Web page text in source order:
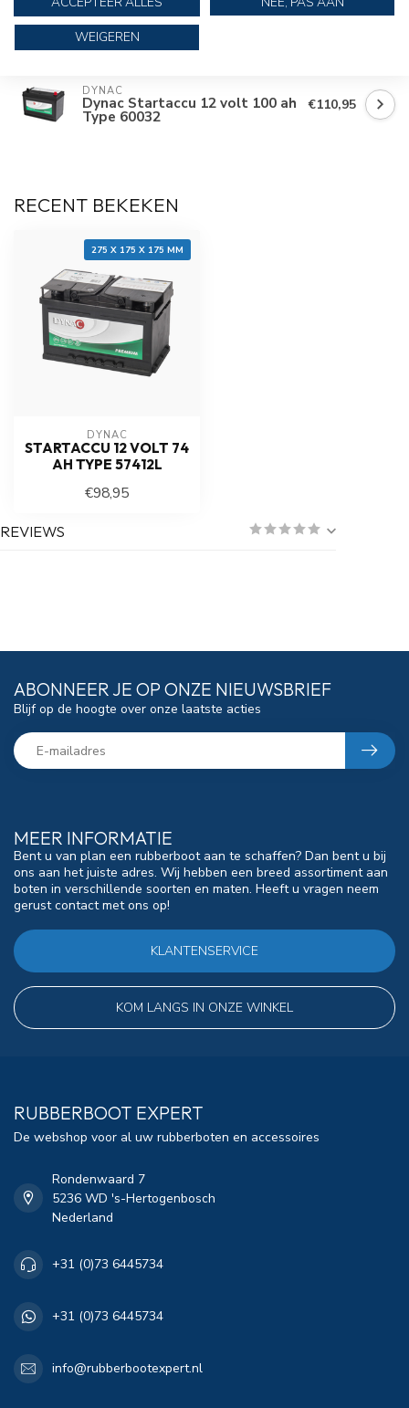
Dynac 12 volt 120 ah Type
LMFM 62034 Marine DUAL
PURPOSE
€170,95
DYNAC
Dynac Startaccu 12 volt 100 ah
Type 60032
€110,95
RECENT BEKEKEN
275 X 175 X 175 MM
DYNAC
STARTACCU 12 VOLT 74
AH TYPE 57412L
€98,95
REVIEWS
MEER INFORMATIE
Bent u van plan een rubberboot aan te schaffen? Dan bent u bij
ons aan het juiste adres. Wij hebben een breed assortiment aan
boten in verschillende soorten en maten. Heeft u vragen neem
gerust contact met ons op!
KLANTENSERVICE
KOM LANGS IN ONZE WINKEL
ABONNEER JE OP ONZE NIEUWSBRIEF
Blijf op de hoogte over onze laatste acties
RUBBERBOOT EXPERT
De webshop voor al uw rubberboten en accessoires
Rondenwaard 7
5236 WD 's-Hertogenbosch
Nederland
+31 (0)73 6445734
+31 (0)73 6445734
info@rubberbootexpert.nl
WEIGEREN